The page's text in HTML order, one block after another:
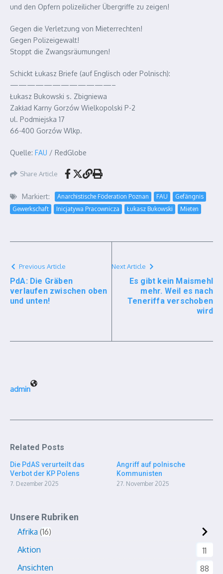
und den Opfern polizeilicher Übergriffe zu zeigen!
Gegen die Verletzung von Mieterrechten!
Gegen Polizeigewalt!
Stoppt die Zwangsräumungen!
Schickt Łukasz Briefe (auf Englisch oder Polnisch):
————————————–
Łukasz Bukowski s. Zbigniewa
Zakład Karny Gorzów Wielkopolski P-2
ul. Podmiejska 17
66-400 Gorzów Wlkp.
Quelle: FAU / RedGlobe
Share Article
Markiert: Anarchistische Föderation Poznan FAU
Gefängnis
Gewerkschaft
Inicjatywa Pracownicza Łukasz Bukowski Mieten
Previous Article
PdA: Die Gräben
verlaufen zwischen oben
und unten!
Next Article
Es gibt kein Maismehl
mehr. Weil es nach
Teneriffa verschoben
wird
admin
Related Posts
Die PdAS verurteilt das
Verbot der KP Polens
7. Dezember 2025
Angriff auf polnische
Kommunisten
27. November 2025
Unsere Rubriken
Afrika 16
Aktion
11
Ansichten
88